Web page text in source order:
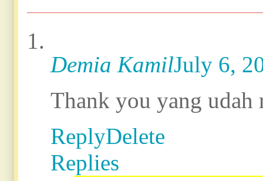
Demia KamilJuly 6,
Thank you yang udah
ReplyDelete
Replies